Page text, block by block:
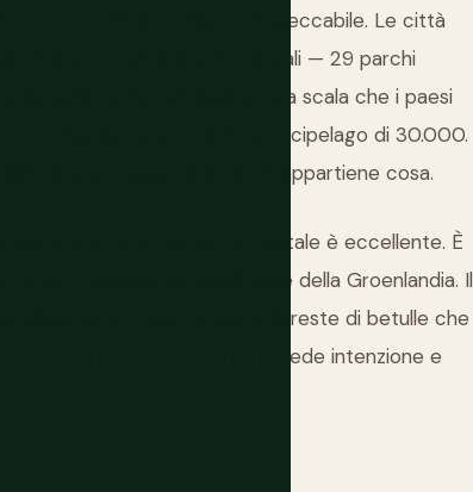
corrono. L'infrastruttura è impeccabile. Le città
di prezzo. Gli ambienti naturali — 29 parchi
genuinamente selvaggi su una scala che i paesi
si estende su 14 isole in un arcipelago di 30.000.
ancora negoziando a chi appartiene cosa.
come Stoccolma. La capitale è eccellente. È
nord della punta meridionale della Groenlandia. Il
delle renne, le foreste di betulle che
Raggiungerle richiede intenzione e
il viaggio nel viaggio.